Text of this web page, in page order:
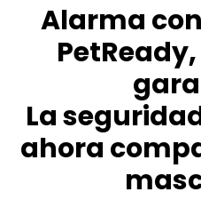
Alarma
La
ahora